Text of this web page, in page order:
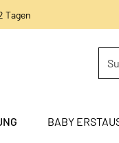
BABY